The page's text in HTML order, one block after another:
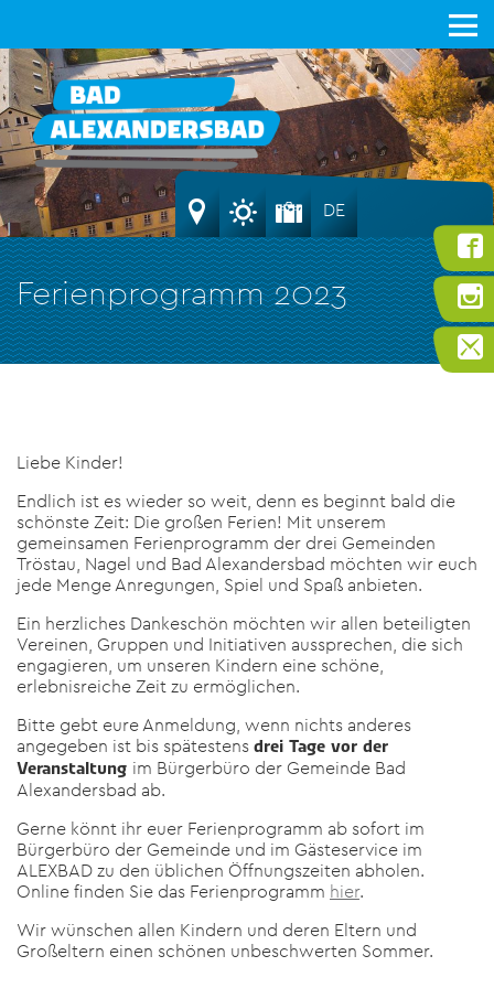
Ferienprogramm 2023
DE
Liebe Kinder!
Endlich ist es wieder so weit, denn es beginnt bald die
schönste Zeit: Die großen Ferien! Mit unserem
gemeinsamen Ferienprogramm der drei Gemeinden
Tröstau, Nagel und Bad Alexandersbad möchten wir euch
jede Menge Anregungen, Spiel und Spaß anbieten.
Ein herzliches Dankeschön möchten wir allen beteiligten
Vereinen, Gruppen und Initiativen aussprechen, die sich
engagieren, um unseren Kindern eine schöne,
erlebnisreiche Zeit zu ermöglichen.
Bitte gebt eure Anmeldung, wenn nichts anderes
angegeben ist bis spätestens drei Tage vor der
Veranstaltung im Bürgerbüro der Gemeinde Bad
Alexandersbad ab.
Gerne könnt ihr euer Ferienprogramm ab sofort im
Bürgerbüro der Gemeinde und im Gästeservice im
ALEXBAD zu den üblichen Öffnungszeiten abholen.
Online finden Sie das Ferienprogramm hier.
Wir wünschen allen Kindern und deren Eltern und
Großeltern einen schönen unbeschwerten Sommer.